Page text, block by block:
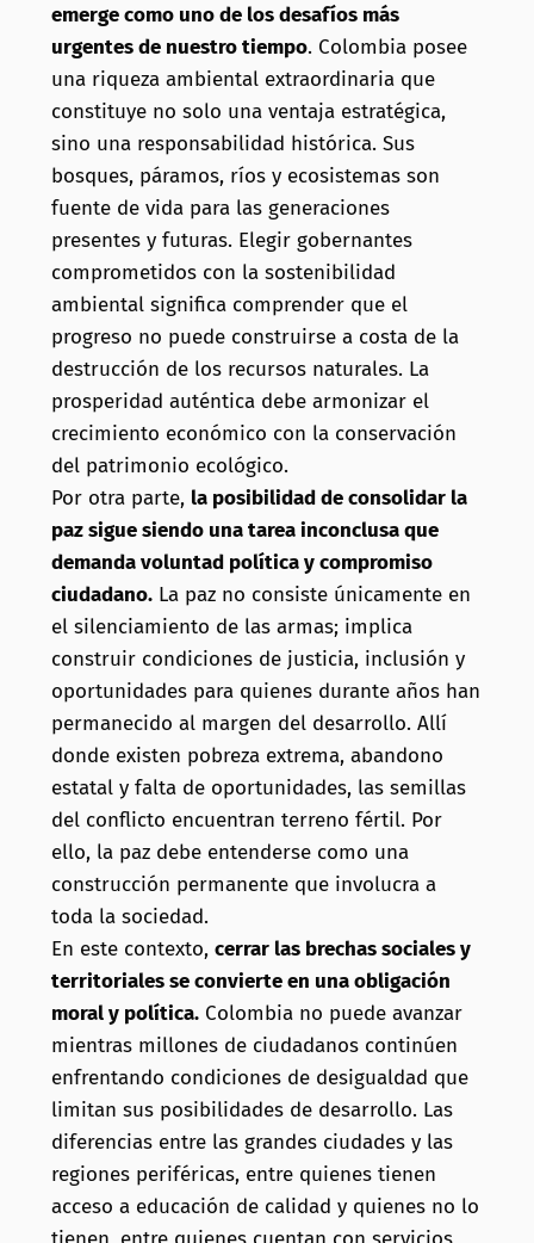
emerge como uno de los desafíos más
urgentes de nuestro tiempo. Colombia posee
una riqueza ambiental extraordinaria que
constituye no solo una ventaja estratégica,
sino una responsabilidad histórica. Sus
bosques, páramos, ríos y ecosistemas son
fuente de vida para las generaciones
presentes y futuras. Elegir gobernantes
comprometidos con la sostenibilidad
ambiental significa comprender que el
progreso no puede construirse a costa de la
destrucción de los recursos naturales. La
prosperidad auténtica debe armonizar el
crecimiento económico con la conservación
del patrimonio ecológico.
Por otra parte, la posibilidad de consolidar la
paz sigue siendo una tarea inconclusa que
demanda voluntad política y compromiso
ciudadano.La paz no consiste únicamente en
el silenciamiento de las armas; implica
construir condiciones de justicia, inclusión y
oportunidades para quienes durante años han
permanecido al margen del desarrollo. Allí
donde existen pobreza extrema, abandono
estatal y falta de oportunidades, las semillas
del conflicto encuentran terreno fértil. Por
ello, la paz debe entenderse como una
construcción permanente que involucra a
toda la sociedad.
En este contexto, cerrar las brechas sociales y
territoriales se convierte en una obligación
moral y política.Colombia no puede avanzar
mientras millones de ciudadanos continúen
enfrentando condiciones de desigualdad que
limitan sus posibilidades de desarrollo. Las
diferencias entre las grandes ciudades y las
regiones periféricas, entre quienes tienen
acceso a educación de calidad y quienes no lo